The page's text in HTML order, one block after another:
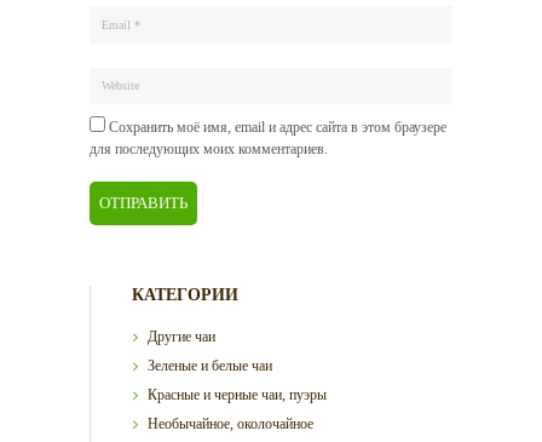
Сохранить моё имя, email и адрес сайта в этом браузере
для последующих моих комментариев.
КАТЕГОРИИ
Другие чаи
Зеленые и белые чаи
Красные и черные чаи, пуэры
Необычайное, околочайное